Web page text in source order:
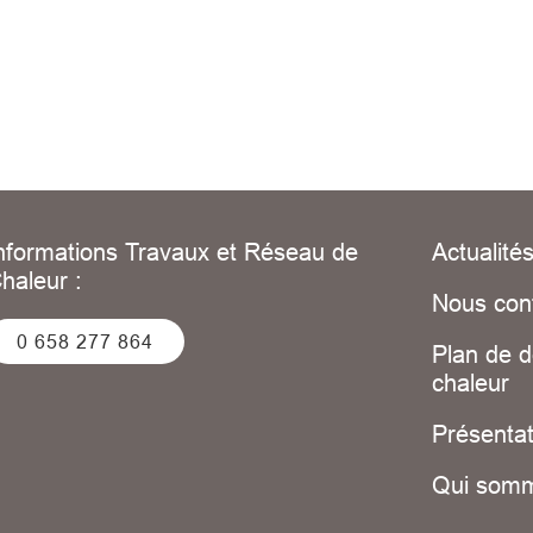
Travaux et Réseau de
:
0 658 277 864
Nous
Plan de
chaleur
Qui